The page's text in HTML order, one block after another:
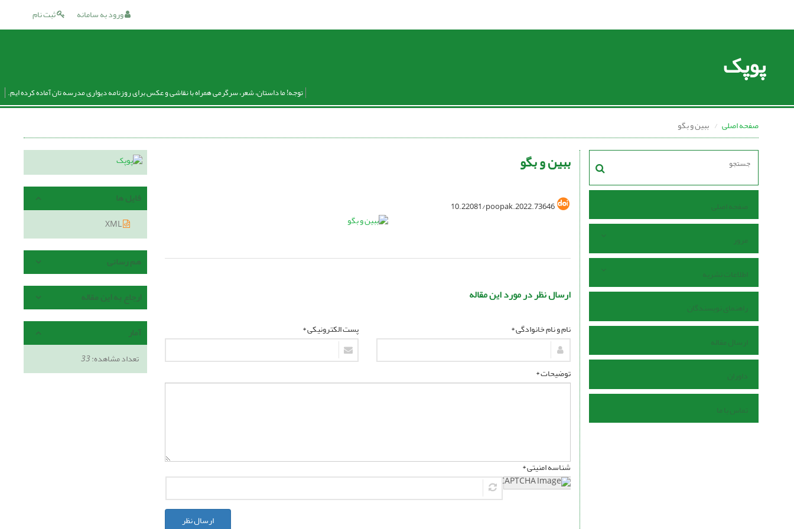
ثبت نام ورود به سامانه
پوپک
توجه! ما داستان، شعر، سرگرمی همراه با نقاشی و عکس برای روزنامه دیواری مدرسه تان آماده کرده ایم.
صفحه اصلی ببین و بگو
صفحه اصلی
مرور
اطلاعات نشریه
راهنمای نویسندگان
ارسال مقاله
داوران
تماس با ما
ببین و بگو
10.22081/poopak.2022.73646
ارسال نظر در مورد این مقاله
نام و نام خانوادگی * پست الکترونیکی *
توضیحات *
شناسه امنیتی *
ارسال نظر
فایل ها
XML
هم رسانی
ارجاع به این مقاله
آمار
تعداد مشاهده:33